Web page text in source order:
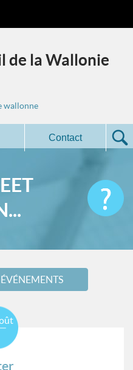
de la Wallonie
wallonne
Contact